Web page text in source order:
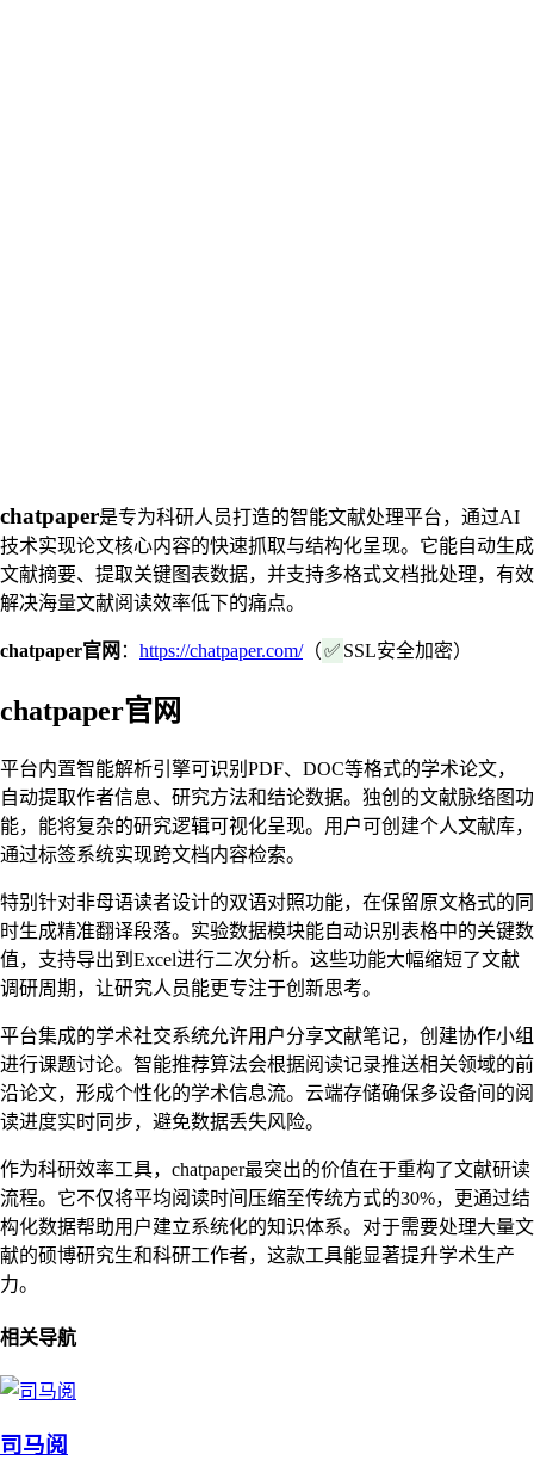
chatpaper是专为科研人员打造的智能文献处理平台，通过AI
技术实现论文核心内容的快速抓取与结构化呈现。它能自动生成
文献摘要、提取关键图表数据，并支持多格式文档批处理，有效
解决海量文献阅读效率低下的痛点。
chatpaper官网 ： https://chatpaper.com/（✅ SSL安全加密）
chatpaper官网
平台内置智能解析引擎可识别PDF、DOC等格式的学术论文，
自动提取作者信息、研究方法和结论数据。独创的文献脉络图功
能，能将复杂的研究逻辑可视化呈现。用户可创建个人文献库，
通过标签系统实现跨文档内容检索。
特别针对非母语读者设计的双语对照功能，在保留原文格式的同
时生成精准翻译段落。实验数据模块能自动识别表格中的关键数
值，支持导出到Excel进行二次分析。这些功能大幅缩短了文献
调研周期，让研究人员能更专注于创新思考。
平台集成的学术社交系统允许用户分享文献笔记，创建协作小组
进行课题讨论。智能推荐算法会根据阅读记录推送相关领域的前
沿论文，形成个性化的学术信息流。云端存储确保多设备间的阅
读进度实时同步，避免数据丢失风险。
作为科研效率工具，chatpaper最突出的价值在于重构了文献研读
流程。它不仅将平均阅读时间压缩至传统方式的30%，更通过结
构化数据帮助用户建立系统化的知识体系。对于需要处理大量文
献的硕博研究生和科研工作者，这款工具能显著提升学术生产
力。
相关导航
司马阅